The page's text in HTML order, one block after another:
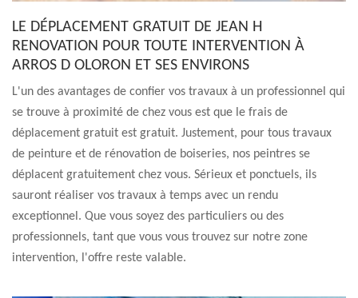
LE DÉPLACEMENT GRATUIT DE JEAN H
RENOVATION POUR TOUTE INTERVENTION À
ARROS D OLORON ET SES ENVIRONS
L'un des avantages de confier vos travaux à un professionnel qui
se trouve à proximité de chez vous est que le frais de
déplacement gratuit est gratuit. Justement, pour tous travaux
de peinture et de rénovation de boiseries, nos peintres se
déplacent gratuitement chez vous. Sérieux et ponctuels, ils
sauront réaliser vos travaux à temps avec un rendu
exceptionnel. Que vous soyez des particuliers ou des
professionnels, tant que vous vous trouvez sur notre zone
intervention, l'offre reste valable.